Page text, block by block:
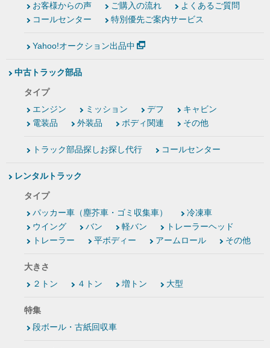
お客様からの声
ご購入の流れ
よくあるご質問
コールセンター
特別優先ご案内サービス
Yahoo!オークション出品中
中古トラック部品
タイプ
エンジン
ミッション デフ
キャビン
電装品
外装品 ボディ関連 その他
トラック部品探しお探し代行 コールセンター
レンタルトラック
タイプ
パッカー車（塵芥車・ゴミ収集車）
冷凍車
ウイング
バン 軽バン
トレーラーヘッド
トレーラー
平ボディー アームロール その他
大きさ
２トン
４トン 増トン 大型
特集
段ボール・古紙回収車